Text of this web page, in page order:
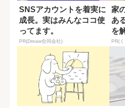
SNSアカウントを着実に
成長。実はみんなココ使
ってます。
PR(Dreaw合同会社)
家
あ
を
PR(